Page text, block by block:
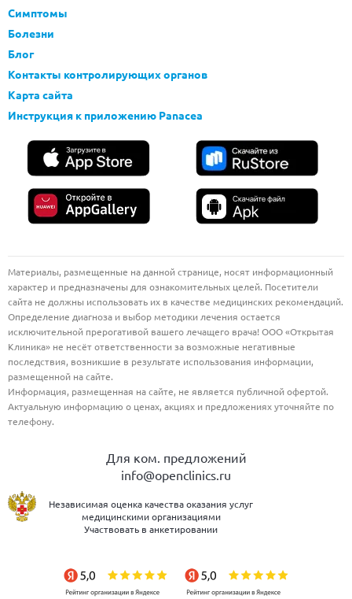
Симптомы
Болезни
Блог
Контакты контролирующих органов
Карта сайта
Инструкция к приложению Panacea
Материалы, размещенные на данной странице, носят информационный
характер и предназначены для ознакомительных целей. Посетители
сайта не должны использовать их в качестве медицинских рекомендаций.
Определение диагноза и выбор методики лечения остается
исключительной прерогативой вашего лечащего врача! ООО «Открытая
Клиника» не несёт ответственности за возможные негативные
последствия, возникшие в результате использования информации,
размещенной на сайте.
Информация, размещенная на сайте, не является публичной офертой.
Актуальную информацию о ценах, акциях и предложениях уточняйте по
телефону.
Для ком. предложений
info@openclinics.ru
Независимая оценка качества оказания услуг
медицинскими организациями
Участвовать в анкетировании